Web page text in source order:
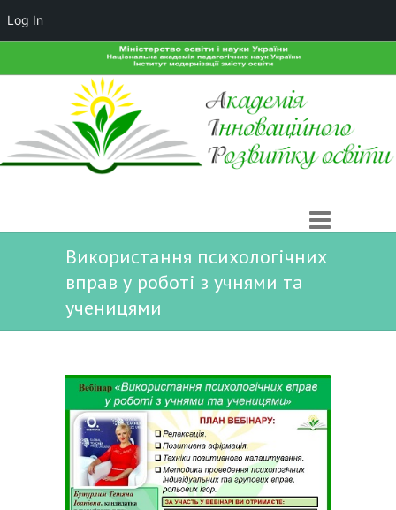
Використання психологічних
вправ у роботі з учнями та
ученицями
Log In